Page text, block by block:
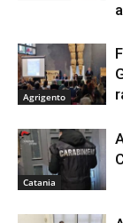
Agrigento
Catania